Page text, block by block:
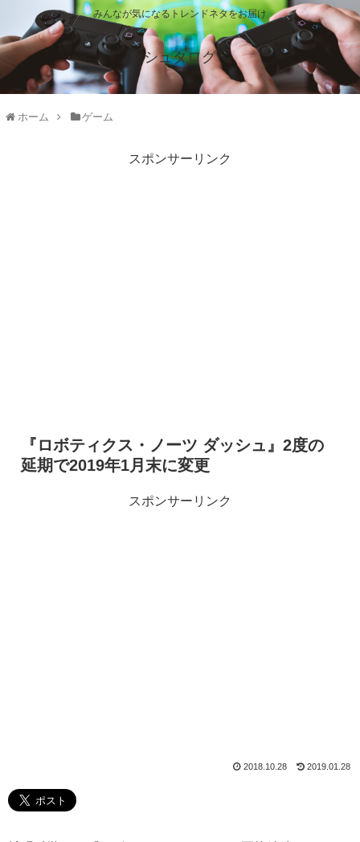
みんなが気になるトレンドネタをお届け
シュタログ
ホーム ゲーム
スポンサーリンク
『ロボティクス・ノーツ ダッシュ』2度の
延期で2019年1月末に変更
スポンサーリンク
2018.10.28 2019.01.28